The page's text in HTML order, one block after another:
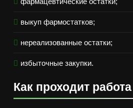
выкуп фармостатков;
нереализованные остатки;
избыточные закупки.
Как проходит работа